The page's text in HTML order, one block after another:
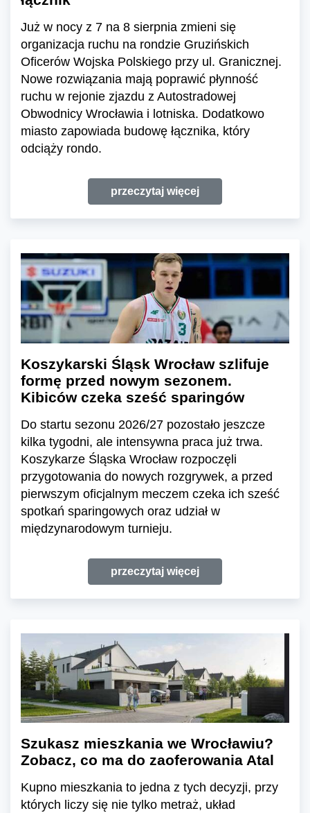
Już w nocy z 7 na 8 sierpnia zmieni się
organizacja ruchu na rondzie Gruzińskich
Oficerów Wojska Polskiego przy ul. Granicznej.
Nowe rozwiązania mają poprawić płynność
ruchu w rejonie zjazdu z Autostradowej
Obwodnicy Wrocławia i lotniska. Dodatkowo
miasto zapowiada budowę łącznika, który
odciąży rondo.
przeczytaj więcej
Koszykarski Śląsk Wrocław szlifuje
formę przed nowym sezonem.
Kibiców czeka sześć sparingów
Do startu sezonu 2026/27 pozostało jeszcze
kilka tygodni, ale intensywna praca już trwa.
Koszykarze Śląska Wrocław rozpoczęli
przygotowania do nowych rozgrywek, a przed
pierwszym oficjalnym meczem czeka ich sześć
spotkań sparingowych oraz udział w
międzynarodowym turnieju.
przeczytaj więcej
Szukasz mieszkania we Wrocławiu?
Zobacz, co ma do zaoferowania Atal
Kupno mieszkania to jedna z tych decyzji, przy
których liczy się nie tylko metraż, układ